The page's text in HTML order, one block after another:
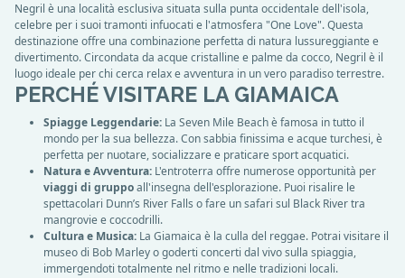
Negril è una località esclusiva situata sulla punta occidentale dell'isola,
celebre per i suoi tramonti infuocati e l'atmosfera "One Love". Questa
destinazione offre una combinazione perfetta di natura lussureggiante e
divertimento. Circondata da acque cristalline e palme da cocco, Negril è il
luogo ideale per chi cerca relax e avventura in un vero paradiso terrestre.
PERCHÉ VISITARE LA GIAMAICA
Spiagge Leggendarie: La Seven Mile Beach è famosa in tutto il
mondo per la sua bellezza. Con sabbia finissima e acque turchesi, è
perfetta per nuotare, socializzare e praticare sport acquatici.
Natura e Avventura: L'entroterra offre numerose opportunità per
viaggi di gruppoall'insegna dell'esplorazione. Puoi risalire le
spettacolari Dunn’s River Falls o fare un safari sul Black River tra
mangrovie e coccodrilli.
Cultura e Musica: La Giamaica è la culla del reggae. Potrai visitare il
museo di Bob Marley o goderti concerti dal vivo sulla spiaggia,
immergendoti totalmente nel ritmo e nelle tradizioni locali.